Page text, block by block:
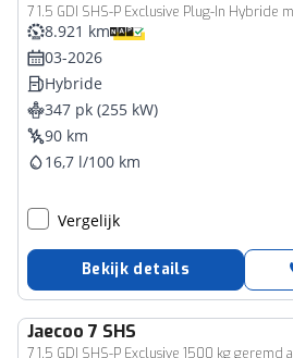
8.921 km
03-2026
Hybride
347 pk (255 kW)
90 km
16,7 l/100 km
Vergelijk
Bekijk details
Jaecoo 7 SHS
7 1.5 GDI SHS-P Exclusive 1500 kg geremd